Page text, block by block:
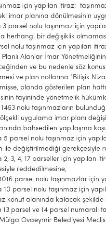
için yapılan itiraz;
imar planına dönülmesinin
3 parsel nolu taşınmaz için
herhangi bir değişiklik
nolu taşınmaz için yapılan
Planlı Alanlar İmar
ve bu nedenle söz
ve plan notlarına “Bitişik
planda gösterilen plan hattı
tayininde yönetmelik
1453 nolu taşınmazların
uygulama imar planı
bahsedilen yapılaşma
5 parsel nolu taşınmaz için
ile değiştirilmediği gerekçesiyle
2, 3, 4, 17 parseller için yapılan
reddedilmesine,
parsel nolu taşınmazlar için
10 parsel nolu taşınmaz için
konut alanında kalacak şekilde
13 parsel ve 14 parsel numaralı
Ovaeymir Belediyesi